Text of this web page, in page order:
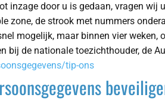
inzage door u is gedaan, vragen wij
zone, de strook met nummers
mogelijk, maar binnen vier weken,
bij de nationale toezichthouder, de
tip-ons